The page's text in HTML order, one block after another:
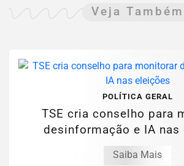
Veja Também
POLÍTICA GERAL
TSE cria conselho para
desinformação e IA nas
Saiba Mais